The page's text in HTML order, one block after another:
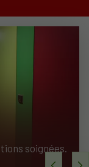
soignées.